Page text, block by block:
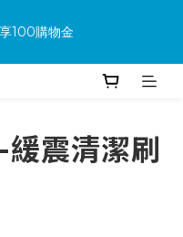
100購物金
100購物金(填保固前須先
運
震清潔刷